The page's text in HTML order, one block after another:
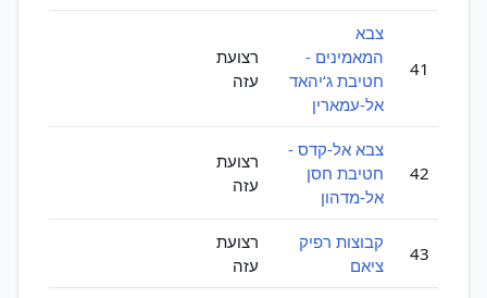
41
צבא
המאמינים -
חטיבת ג‘יהאד
אל-עמארין
רצועת
עזה
42
צבא אל-קדס -
חטיבת חסן
אל-מדהון
רצועת
עזה
43
קבוצות רפיק
ציאם
רצועת
עזה